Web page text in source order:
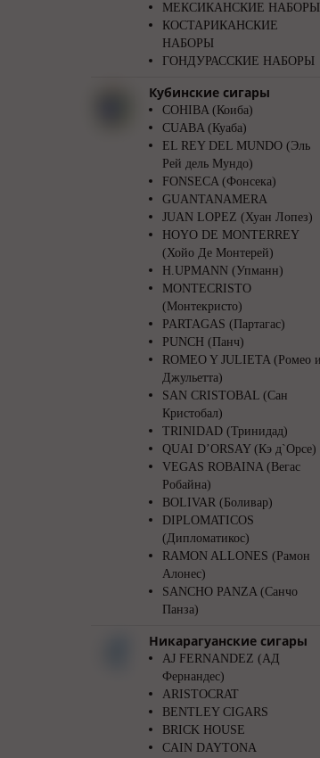
МЕКСИКАНСКИЕ НАБОРЫ
КОСТАРИКАНСКИЕ
НАБОРЫ
ГОНДУРАССКИЕ НАБОРЫ
Кубинские сигары
COHIBA (Коиба)
CUABA (Куаба)
EL REY DEL MUNDO (Эль
Рей дель Мундо)
FONSECA (Фонсека)
GUANTANAMERA
JUAN LOPEZ (Хуан Лопез)
HOYO DE MONTERREY
(Хойо Де Монтерей)
H.UPMANN (Упманн)
MONTECRISTO
(Монтекристо)
PARTAGAS (Партагас)
PUNCH (Панч)
ROMEO Y JULIETA (Ромео и
Джульетта)
SAN CRISTOBAL (Сан
Кристобал)
TRINIDAD (Тринидад)
QUAI D’ORSAY (Кэ д`Орсе)
VEGAS ROBAINA (Вегас
Робайна)
BOLIVAR (Боливар)
DIPLOMATICOS
(Дипломатикос)
RAMON ALLONES (Рамон
Алонес)
SANCHO PANZA (Санчо
Панза)
Никарагуанские сигары
AJ FERNANDEZ (АД
Фернандес)
ARISTOCRAT
BENTLEY CIGARS
BRICK HOUSE
CAIN DAYTONA